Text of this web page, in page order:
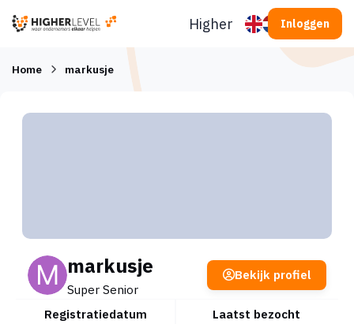
Higherlevel Inloggen
Home markusje
markusje
Super Senior
Registratiedatum
Laatst bezocht
Bekijk profiel